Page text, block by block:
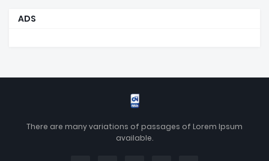
ADS
There are many variations of passages of Lorem Ipsum
available.